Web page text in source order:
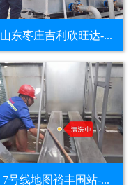
山东枣庄吉利欣旺达-...
7号线地图裕丰围站-...